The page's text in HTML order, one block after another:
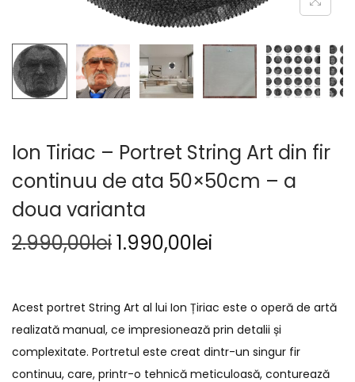
Ion Tiriac – Portret String Art din fir
continuu de ata 50×50cm – a
doua varianta
2.990,00lei1.990,00lei
Acest portret String Art al lui Ion Țiriac este o operă de artă
realizată manual, ce impresionează prin detalii și
complexitate. Portretul este creat dintr-un singur fir
continuu, care, printr-o tehnică meticuloasă, conturează